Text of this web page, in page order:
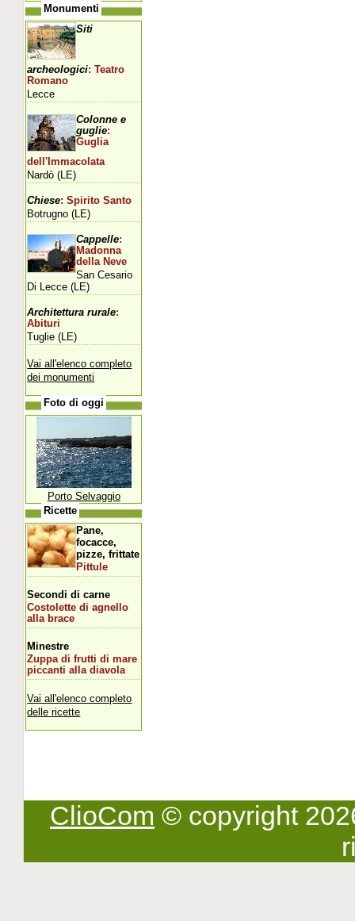
Monumenti
Siti
archeologici: Teatro
Romano
Lecce
Colonne e
guglie:
Guglia
dell'Immacolata
Nardò (LE)
Chiese: Spirito Santo
Botrugno (LE)
Cappelle:
Madonna
della Neve
San Cesario
Di Lecce (LE)
Architettura rurale:
Abituri
Tuglie (LE)
Vai all'elenco completo
dei monumenti
Foto di oggi
Porto Selvaggio
Ricette
Pane,
focacce,
pizze, frittate
Pittule
Secondi di carne
Costolette di agnello
alla brace
Minestre
Zuppa di frutti di mare
piccanti alla diavola
Vai all'elenco completo
delle ricette
ClioCom © copyright